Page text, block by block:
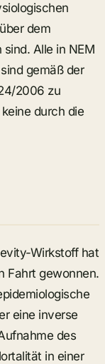
dem
Alle in NEM
gemäß der
2006 zu
durch die
Wirkstoff hat
Fahrt gewonnen.
eine inverse
des
in einer